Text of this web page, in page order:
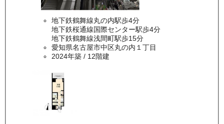
地下鉄鶴舞線丸の内駅歩4分
地下鉄桜通線国際センター駅歩4分
地下鉄鶴舞線浅間町駅歩15分
愛知県名古屋市中区丸の内１丁目
2024年築/ 12階建